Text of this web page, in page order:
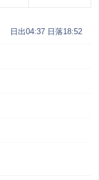
日出04:37 日落18:52